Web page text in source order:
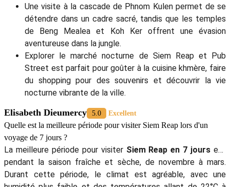
Une visite à la cascade de Phnom Kulen permet de se
détendre dans un cadre sacré, tandis que les temples
de Beng Mealea et Koh Ker offrent une évasion
aventureuse dans la jungle.
Explorer le marché nocturne de Siem Reap et Pub
Street est parfait pour goûter à la cuisine khmère, faire
du shopping pour des souvenirs et découvrir la vie
nocturne vibrante de la ville.
Elisabeth Dieumercy 5.0 Excellent
Quelle est la meilleure période pour visiter Siem Reap lors d'un
voyage de 7 jours ?
La meilleure période pour visiter Siem Reap en 7 jours est
pendant la saison fraîche et sèche, de novembre à mars.
Durant cette période, le climat est agréable, avec une